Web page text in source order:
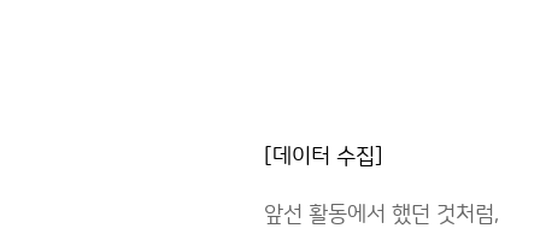
[데이터 수집]
앞선 활동에서 했던 것처럼,